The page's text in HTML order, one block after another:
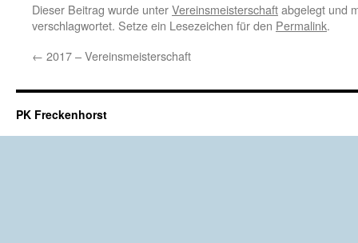
Dieser Beitrag wurde unterVereinsmeisterschaftabgelegt und
verschlagwortet. Setze ein Lesezeichen für den Permalink.
← 2017 – Vereinsmeisterschaft
PK Freckenhorst